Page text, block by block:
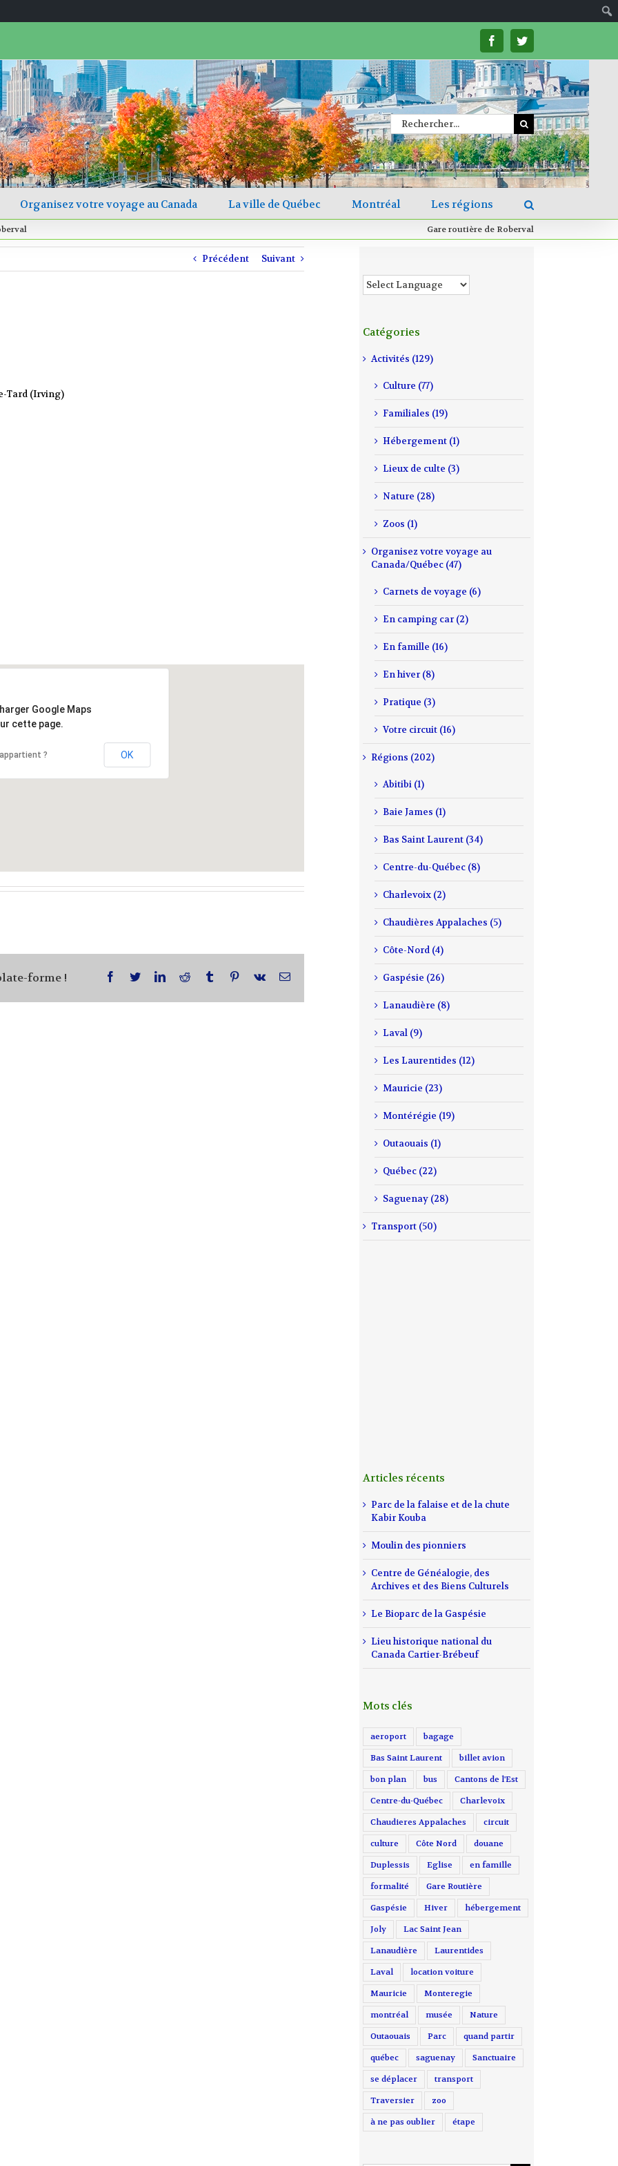
facebooktwitter
Rechercher
Rechercher
Organisez votre voyage au Canada La ville de Québec Montréal Les régions
Gare routière de Roberval
Précédent Suivant
Tard (Irving)
Google Maps
cette page.
? OK
forme ! facebook
twitterlinkedinreddit tumblr pinterest
vk Email
Catégories
Activités (129)
Culture (77)
Familiales (19)
Hébergement (1)
Lieux de culte (3)
Nature (28)
Zoos (1)
Organisez votre voyage au
Canada/Québec (47)
Carnets de voyage (6)
En camping car (2)
En famille (16)
En hiver (8)
Pratique (3)
Votre circuit (16)
Régions (202)
Abitibi (1)
Baie James (1)
Bas Saint Laurent (34)
Centre-du-Québec (8)
Charlevoix (2)
Chaudières Appalaches (5)
Côte-Nord (4)
Gaspésie (26)
Lanaudière (8)
Laval (9)
Les Laurentides (12)
Mauricie (23)
Montérégie (19)
Outaouais (1)
Québec (22)
Saguenay (28)
Transport (50)
Articles récents
Parc de la falaise et de la chute
Kabir Kouba
Moulin des pionniers
Centre de Généalogie, des
Archives et des Biens Culturels
Le Bioparc de la Gaspésie
Lieu historique national du
Canada Cartier-Brébeuf
Mots clés
aeroport bagage
Bas Saint Laurent billet avion
bon plan bus Cantons de l'Est
Centre-du-Québec Charlevoix
Chaudieres Appalaches circuit
culture Côte Nord douane
Duplessis Eglise en famille
formalité Gare Routière
Gaspésie Hiver hébergement
Joly Lac Saint Jean
Lanaudière Laurentides
Laval location voiture
Mauricie Monteregie
montréal musée Nature
Outaouais Parc quand partir
québec saguenay Sanctuaire
se déplacer transport
Traversier zoo
à ne pas oublier étape